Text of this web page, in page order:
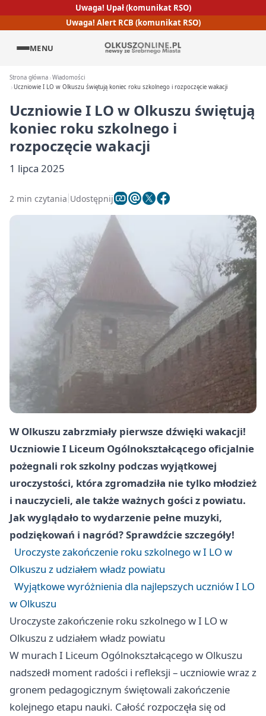
Uwaga! Upał (komunikat RSO)
Uwaga! Alert RCB (komunikat RSO)
MENU
Strona główna Wiadomości
Uczniowie I LO w Olkuszu świętują koniec roku szkolnego i rozpoczęcie wakacji
Uczniowie I LO w Olkuszu świętują
koniec roku szkolnego i
rozpoczęcie wakacji
1 lipca 2025
2 min czytania Udostępnij
W Olkuszu zabrzmiały pierwsze dźwięki wakacji!
Uczniowie I Liceum Ogólnokształcącego oficjalnie
pożegnali rok szkolny podczas wyjątkowej
uroczystości, która zgromadziła nie tylko młodzież
i nauczycieli, ale także ważnych gości z powiatu.
Jak wyglądało to wydarzenie pełne muzyki,
podziękowań i nagród? Sprawdźcie szczegóły!
Uroczyste zakończenie roku szkolnego w I LO w
Olkuszu z udziałem władz powiatu
Wyjątkowe wyróżnienia dla najlepszych uczniów I LO
w Olkuszu
Uroczyste zakończenie roku szkolnego w I LO w
Olkuszu z udziałem władz powiatu
W murach I Liceum Ogólnokształcącego w Olkuszu
nadszedł moment radości i refleksji – uczniowie wraz z
gronem pedagogicznym świętowali zakończenie
kolejnego etapu nauki. Całość rozpoczęła się od